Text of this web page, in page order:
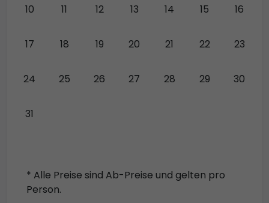
10 11 12 13 14 15 16
17 18 19 20 21 22 23
24 25 26 27 28 29 30
31
* Alle Preise sind Ab-Preise und gelten pro
Person.